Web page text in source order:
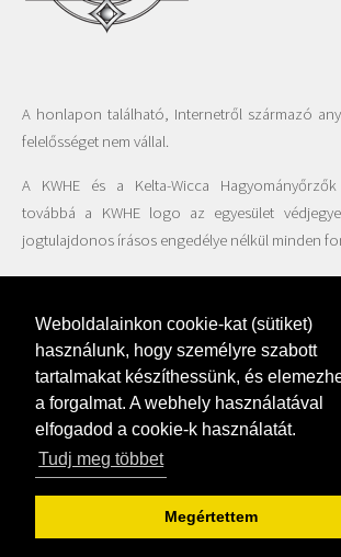
Weboldalainkon cookie-kat (sütiket)
használunk, hogy személyre szabott
tartalmakat készíthessünk, és
a forgalmat. A webhely használatával
elfogadod a cookie-k használatát.
Tudj meg többet
Megértettem
A honlapon található, Internetről származó
felelősséget nem vállal.
A KWHE és a Kelta-Wicca Hagyományőrzők
továbbá a KWHE logo az egyesület
jogtulajdonos írásos engedélye nélkül minden
A honlapon található fotók felhasználása
Adatvédelmi szabályzat
© Kelta-Wicca Hagyományőrzők Egyháza
fenntartva | created by